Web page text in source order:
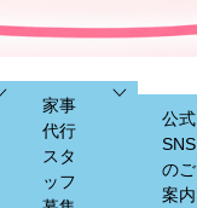
家事
代行
スタ
ッフ
公式
SNS
のご
案内